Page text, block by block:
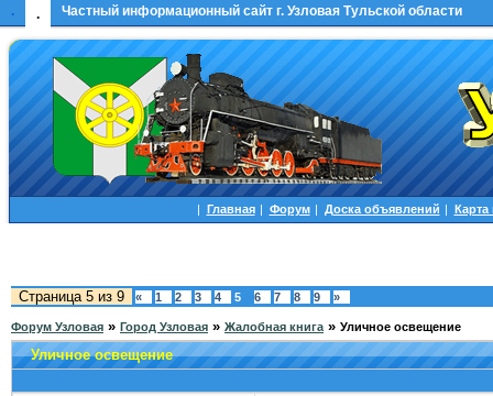
. . Частный информационный сайт г. Узловая Тульской области
| Главная | Форум | Доска объявлений | Карта
Страница 5 из 9 « 1 2 3 4 5 6 7 8 9 »
Форум Узловая » Город Узловая » Жалобная книга » Уличное освещение
Уличное освещение